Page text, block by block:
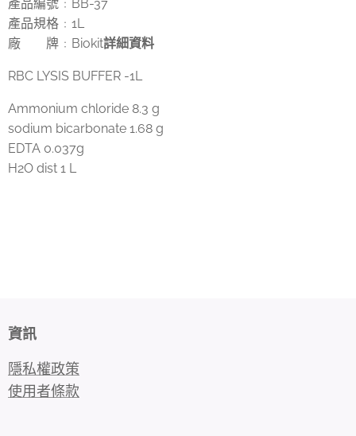
產品編號
： BB-37
產品規格
： 1L
廠 牌
： Biokit詳細資料
RBC LYSIS BUFFER -1L
Ammonium chloride 8.3 g
sodium bicarbonate 1.68 g
EDTA 0.037g
H2O dist 1 L
資訊
隱私權政策
使用者條款